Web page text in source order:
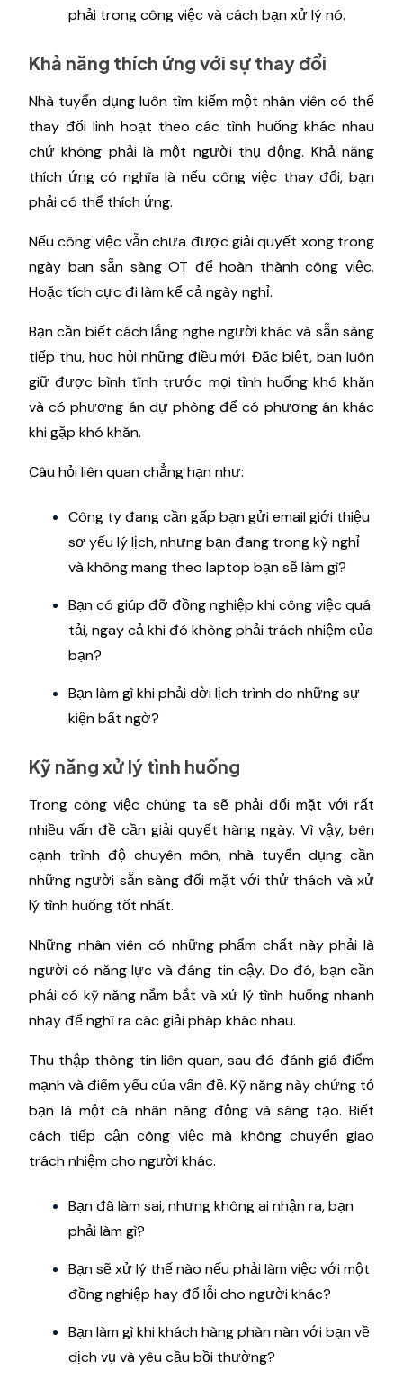
phải trong công việc và cách bạn xử lý nó.
Khả năng thích ứng với sự thay đổi
Nhà tuyển dụng luôn tìm kiếm một nhân viên có thể
thay đổi linh hoạt theo các tình huống khác nhau
chứ không phải là một người thụ động. Khả năng
thích ứng có nghĩa là nếu công việc thay đổi, bạn
phải có thể thích ứng.
Nếu công việc vẫn chưa được giải quyết xong trong
ngày bạn sẵn sàng OT để hoàn thành công việc.
Hoặc tích cực đi làm kể cả ngày nghỉ.
Bạn cần biết cách lắng nghe người khác và sẵn sàng
tiếp thu, học hỏi những điều mới. Đặc biệt, bạn luôn
giữ được bình tĩnh trước mọi tình huống khó khăn
và có phương án dự phòng để có phương án khác
khi gặp khó khăn.
Câu hỏi liên quan chẳng hạn như:
Công ty đang cần gấp bạn gửi email giới thiệu
sơ yếu lý lịch, nhưng bạn đang trong kỳ nghỉ
và không mang theo laptop bạn sẽ làm gì?
Bạn có giúp đỡ đồng nghiệp khi công việc quá
tải, ngay cả khi đó không phải trách nhiệm của
bạn?
Bạn làm gì khi phải dời lịch trình do những sự
kiện bất ngờ?
Kỹ năng xử lý tình huống
Trong công việc chúng ta sẽ phải đối mặt với rất
nhiều vấn đề cần giải quyết hàng ngày. Vì vậy, bên
cạnh trình độ chuyên môn, nhà tuyển dụng cần
những người sẵn sàng đối mặt với thử thách và xử
lý tình huống tốt nhất.
Những nhân viên có những phẩm chất này phải là
người có năng lực và đáng tin cậy. Do đó, bạn cần
phải có kỹ năng nắm bắt và xử lý tình huống nhanh
nhạy để nghĩ ra các giải pháp khác nhau.
Thu thập thông tin liên quan, sau đó đánh giá điểm
mạnh và điểm yếu của vấn đề. Kỹ năng này chứng tỏ
bạn là một cá nhân năng động và sáng tạo. Biết
cách tiếp cận công việc mà không chuyển giao
trách nhiệm cho người khác.
Bạn đã làm sai, nhưng không ai nhận ra, bạn
phải làm gì?
Bạn sẽ xử lý thế nào nếu phải làm việc với một
đồng nghiệp hay đổ lỗi cho người khác?
Bạn làm gì khi khách hàng phàn nàn với bạn về
dịch vụ và yêu cầu bồi thường?